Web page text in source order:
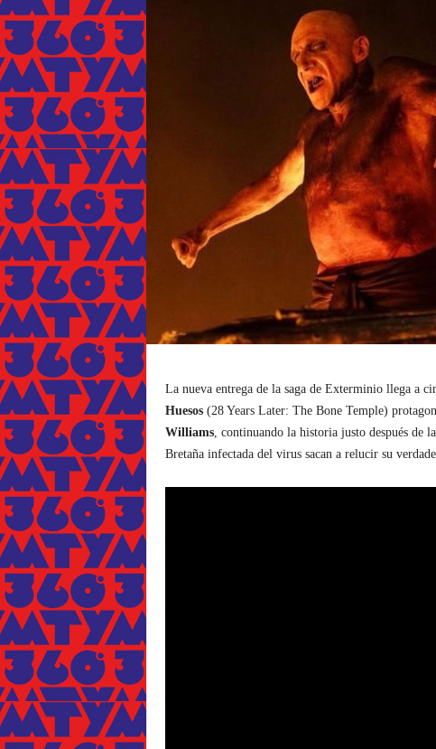
La nueva entrega de la saga de Exterminio llega a
Huesos(28 Years Later: The Bone Temple)
Williams, continuando la historia justo después de
Bretaña infectada del virus sacan a relucir su